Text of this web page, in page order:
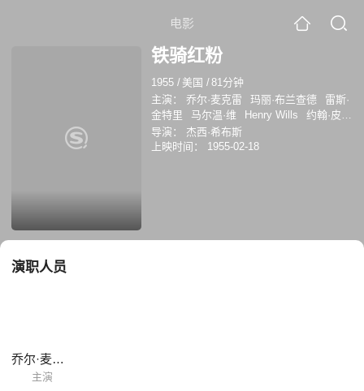
电影
铁骑红粉
1955 / 美国 /81分钟
主演：
乔尔·麦克雷 玛丽·布兰查德
雷斯·
金特里
马尔温·维 Henry Wills
约翰·皮卡
德
Ewing Mitchell
Del Rey
欧文·培根
导演：
杰西·希布斯
上映时间：
1955-02-18
演职人员
乔尔·麦克雷
主演